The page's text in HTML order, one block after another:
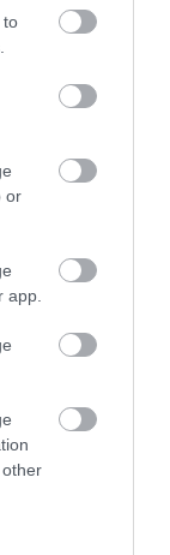
to
or
app.
fogás
pár
ez a